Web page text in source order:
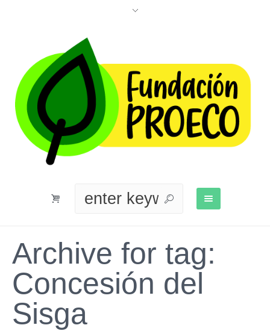
Archive for tag:
Concesión del
Sisga